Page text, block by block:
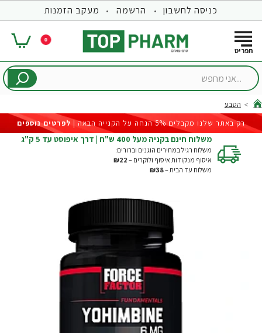
כניסה לחשבון הרשמה מעקב הזמנות
0
...אני
home
הטבע
רק באתר שלנו מקבלים 5% הנחה על הקנייה הבאה |
לפרטים נוספים
משלוח חינם בקניה מעל 400 ש"ח | דרך איפוסט עד 5 ק"ג
משלוח רגיל במחירים הוגנים וברורים:
איסוף מנקודות איסוף ולוקרים – ₪22
משלוח עד הבית –₪38